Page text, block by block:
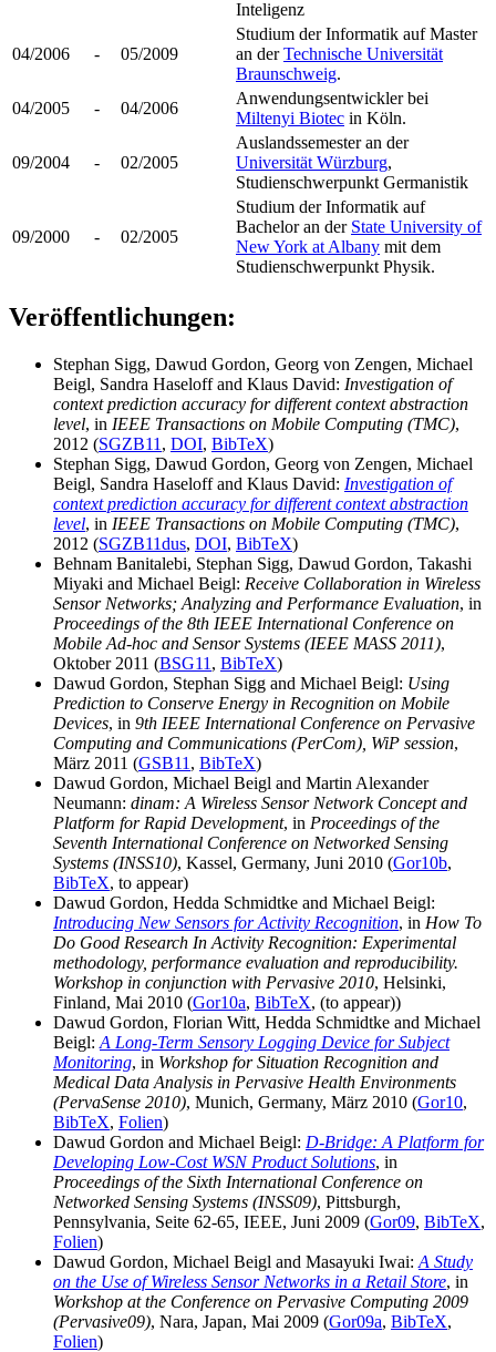
Inteligenz
04/2006 - 05/2009
Studium der Informatik auf Master
an derTechnische Universität
Braunschweig.
04/2005
- 04/2006
Anwendungsentwickler bei
Miltenyi Biotec in Köln.
09/2004 - 02/2005
Auslandssemester an der
Universität Würzburg,
Studienschwerpunkt Germanistik
09/2000 - 02/2005
Studium der Informatik auf
Bachelor an der State University of
New York at Albany mit dem
Studienschwerpunkt Physik.
Veröffentlichungen:
Stephan Sigg, Dawud Gordon, Georg von Zengen, Michael
Beigl, Sandra Haseloff and Klaus David: Investigation of
context prediction accuracy for different context abstraction
level, in IEEE Transactions on Mobile Computing (TMC),
2012 (SGZB11 , DOI, BibTeX)
Stephan Sigg, Dawud Gordon, Georg von Zengen, Michael
Beigl, Sandra Haseloff and Klaus David: Investigation of
context prediction accuracy for different context abstraction
level, in IEEE Transactions on Mobile Computing (TMC),
2012 (SGZB11dus, DOI, BibTeX)
Behnam Banitalebi, Stephan Sigg, Dawud Gordon, Takashi
Miyaki and Michael Beigl: Receive Collaboration in Wireless
Sensor Networks; Analyzing and Performance Evaluation, in
Proceedings of the 8th IEEE International Conference on
Mobile Ad-hoc and Sensor Systems (IEEE MASS 2011),
Oktober 2011 (BSG11 , BibTeX)
Dawud Gordon, Stephan Sigg and Michael Beigl: Using
Prediction to Conserve Energy in Recognition on Mobile
Devices, in 9th IEEE International Conference on Pervasive
Computing and Communications (PerCom), WiP session,
März 2011 (GSB11 , BibTeX)
Dawud Gordon, Michael Beigl and Martin Alexander
Neumann: dinam: A Wireless Sensor Network Concept and
Platform for Rapid Development, in Proceedings of the
Seventh International Conference on Networked Sensing
Systems (INSS10), Kassel, Germany, Juni 2010 (Gor10b,
BibTeX, to appear)
Dawud Gordon, Hedda Schmidtke and Michael Beigl:
Introducing New Sensors for Activity Recognition, in How To
Do Good Research In Activity Recognition: Experimental
methodology, performance evaluation and reproducibility.
Workshop in conjunction with Pervasive 2010, Helsinki,
Finland, Mai 2010 (Gor10a, BibTeX, (to appear))
Dawud Gordon, Florian Witt, Hedda Schmidtke and Michael
Beigl: A Long-Term Sensory Logging Device for Subject
Monitoring, in Workshop for Situation Recognition and
Medical Data Analysis in Pervasive Health Environments
(PervaSense 2010), Munich, Germany, März 2010 (Gor10,
BibTeX, Folien)
Dawud Gordon and Michael Beigl: D-Bridge: A Platform for
Developing Low-Cost WSN Product Solutions, in
Proceedings of the Sixth International Conference on
Networked Sensing Systems (INSS09), Pittsburgh,
Pennsylvania, Seite 62-65, IEEE, Juni 2009 (Gor09, BibTeX,
Folien)
Dawud Gordon, Michael Beigl and Masayuki Iwai: A Study
on the Use of Wireless Sensor Networks in a Retail Store, in
Workshop at the Conference on Pervasive Computing 2009
(Pervasive09), Nara, Japan, Mai 2009 (Gor09a, BibTeX,
Folien)